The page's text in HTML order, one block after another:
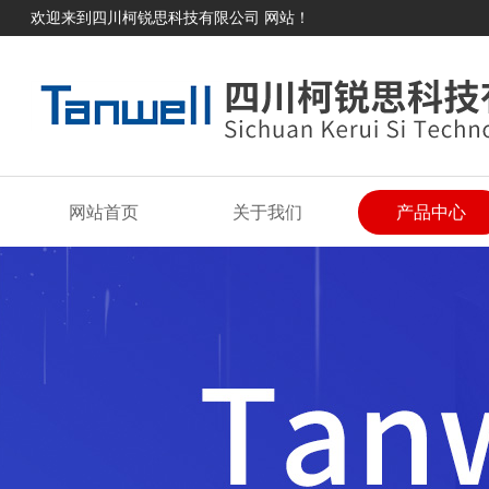
欢迎来到四川柯锐思科技有限公司 网站！
网站首页 关于我们 产品中心